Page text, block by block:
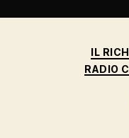
IL
RADIO